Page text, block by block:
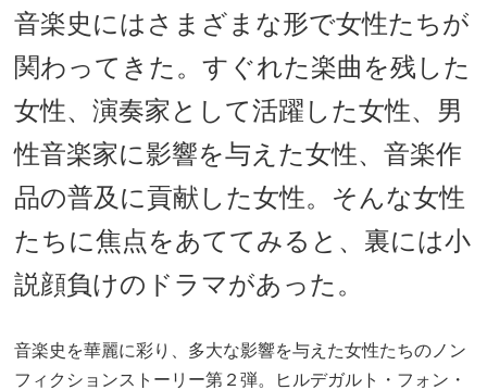
音楽史にはさまざまな形で女性たちが
関わってきた。すぐれた楽曲を残した
女性、演奏家として活躍した女性、男
性音楽家に影響を与えた女性、音楽作
品の普及に貢献した女性。そんな女性
たちに焦点をあててみると、裏には小
説顔負けのドラマがあった。
音楽史を華麗に彩り、多大な影響を与えた女性たちのノン
フィクションストーリー第２弾。ヒルデガルト・フォ ン・